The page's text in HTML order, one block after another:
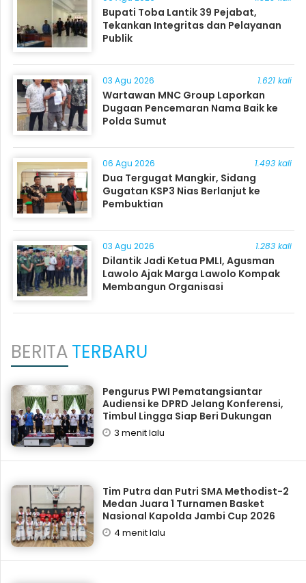
Bupati Toba Lantik 39 Pejabat,
Tekankan Integritas dan Pelayanan
Publik
03 Agu 2026 1.621 kali
Wartawan MNC Group Laporkan
Dugaan Pencemaran Nama Baik ke
Polda Sumut
06 Agu 2026 1.493 kali
Dua Tergugat Mangkir, Sidang
Gugatan KSP3 Nias Berlanjut ke
Pembuktian
03 Agu 2026 1.283 kali
Dilantik Jadi Ketua PMLI, Agusman
Lawolo Ajak Marga Lawolo Kompak
Membangun Organisasi
BERITATERBARU
Pengurus PWI Pematangsiantar
Audiensi ke DPRD Jelang Konferensi,
Timbul Lingga Siap Beri Dukungan
3 menit lalu
Tim Putra dan Putri SMA Methodist-2
Medan Juara 1 Turnamen Basket
Nasional Kapolda Jambi Cup 2026
4 menit lalu